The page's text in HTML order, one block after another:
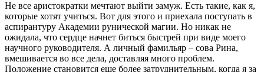
Не все аристократки мечтают выйти замуж. Есть такие, как я,
которые хотят учиться. Вот для этого и приехала поступать в
аспирантуру Академии рунической магии. Но никак не
ожидала, что сердце начнет биться быстрей при виде моего
научного руководителя. А личный фамильяр – сова Рина,
вмешивается во все дела, доставляя много проблем.
Положение становится еще более затруднительным, когда я за